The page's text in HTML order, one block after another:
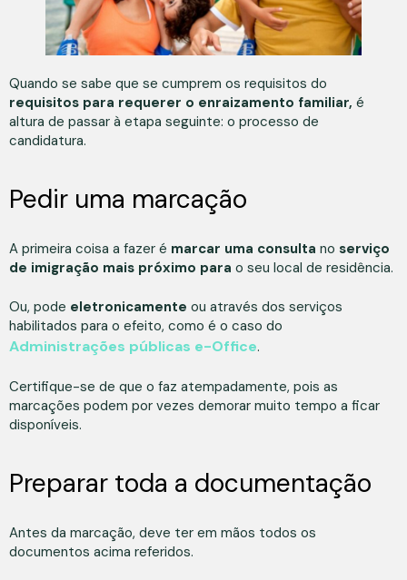
Quando se sabe que se cumprem os requisitos do
requisitos para requerer o enraizamento familiar, é
altura de passar à etapa seguinte: o processo de
candidatura.
Pedir uma marcação
A primeira coisa a fazer é marcar uma consulta no serviço
de imigração mais próximo para o seu local de residência.
Ou, pode eletronicamente ou através dos serviços
habilitados para o efeito, como é o caso do
Administrações públicas e-Office.
Certifique-se de que o faz atempadamente, pois as
marcações podem por vezes demorar muito tempo a ficar
disponíveis.
Preparar toda a documentação
Antes da marcação, deve ter em mãos todos os
documentos acima referidos.